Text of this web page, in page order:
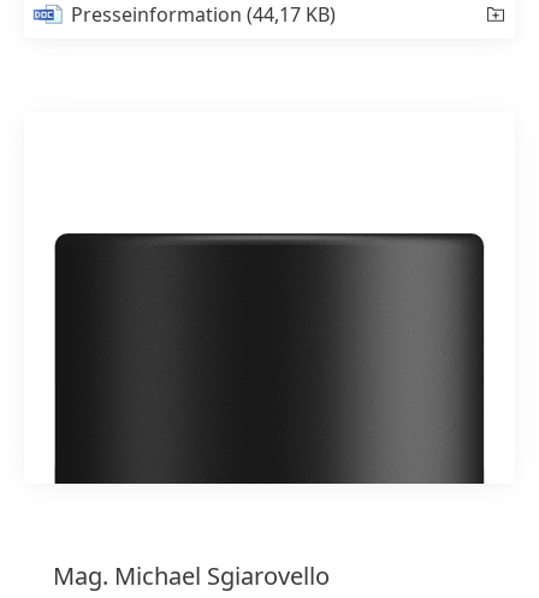
Presseinformation(44,17 KB)
Mag. Michael Sgiarovello